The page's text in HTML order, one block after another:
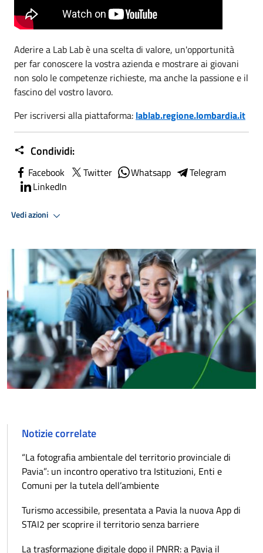
Aderire a Lab Lab è una scelta di valore, un'opportunità
per far conoscere la vostra azienda e mostrare ai giovani
non solo le competenze richieste, ma anche la passione e il
fascino del vostro lavoro.
Per iscriversi alla piattaforma: lablab.regione.lombardia.it
Condividi:
Facebook Twitter Whatsapp
Telegram
LinkedIn
Vedi azioni
Notizie correlate
“La fotografia ambientale del territorio provinciale di
Pavia”: un incontro operativo tra Istituzioni, Enti e
Comuni per la tutela dell’ambiente
Turismo accessibile, presentata a Pavia la nuova App di
STAI2 per scoprire il territorio senza barriere
La trasformazione digitale dopo il PNRR: a Pavia il